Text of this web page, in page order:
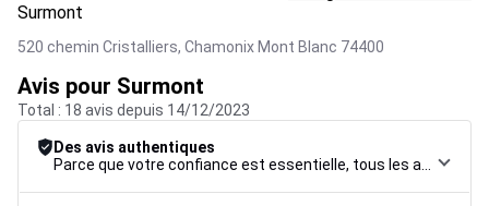
Surmont
520 chemin Cristalliers, Chamonix Mont Blanc 74400
Avis pour Surmont
Total : 18 avis depuis 14/12/2023
Des avis authentiques